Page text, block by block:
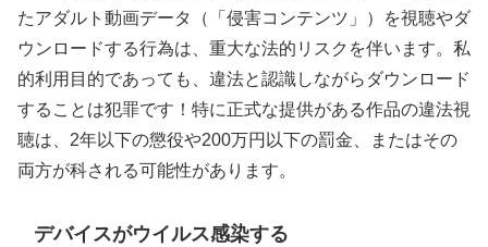
たアダルト動画データ（「侵害コンテンツ」）を視聴やダ
ウンロードする行為は、重大な法的リスクを伴います。私
的利用目的であっても、違法と認識しながらダウンロード
することは犯罪です！特に正式な提供がある作品の違法視
聴は、2年以下の懲役や200万円以下の罰金、またはその
両方が科される可能性があります。
デバイスがウイルス感染する